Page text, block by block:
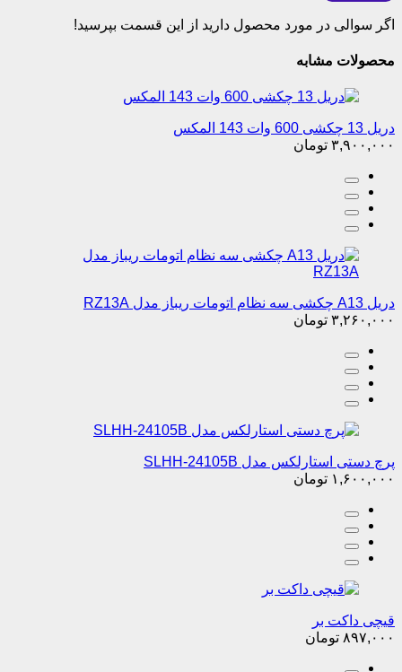
اگر سوالی در مورد محصول دارید از این قسمت بپرسید!
محصولات مشابه
دریل 13 چکشی 600 وات 143 المکس
۳,۹۰۰,۰۰۰ تومان
دریل A13 چکشی سه نظام اتومات ریباز مدل RZ13A
۳,۲۶۰,۰۰۰ تومان
پرچ دستی استارلکس مدل SLHH-24105B
۱,۶۰۰,۰۰۰ تومان
قیچی داکت بر
۸۹۷,۰۰۰ تومان